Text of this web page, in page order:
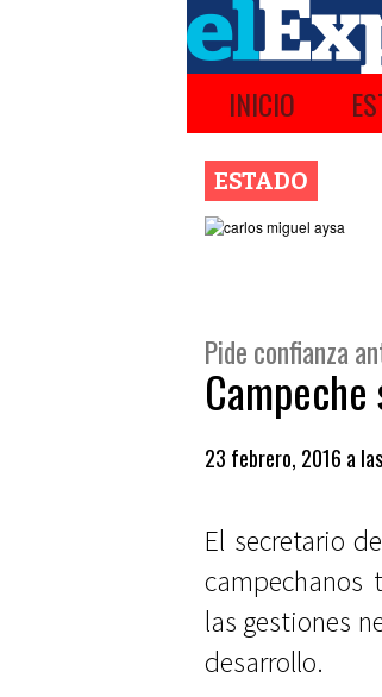
INICIO
ESTADO
Pide confianza
23 febrero, 2016 a
El secretario
campechanos
las gestiones
desarrollo.